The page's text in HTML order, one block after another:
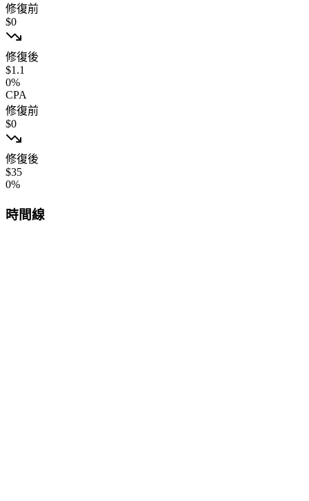
修復前
$0
修復後
$1.1
0%
CPA
修復前
$0
修復後
$35
0%
時間線